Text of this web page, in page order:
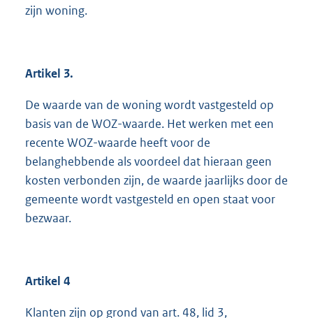
zijn woning.
Artikel 3.
De waarde van de woning wordt vastgesteld op
basis van de WOZ-waarde. Het werken met een
recente WOZ-waarde heeft voor de
belanghebbende als voordeel dat hieraan geen
kosten verbonden zijn, de waarde jaarlijks door de
gemeente wordt vastgesteld en open staat voor
bezwaar.
Artikel 4
Klanten zijn op grond van art. 48, lid 3,